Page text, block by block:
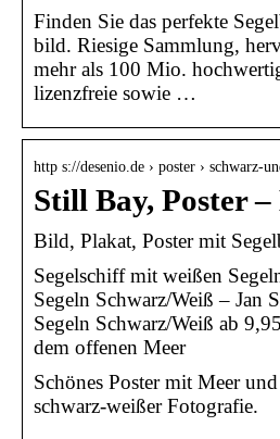
Finden Sie das perfekte
bild. Riesige Sammlung,
mehr als 100 Mio.
lizenzfreie sowie …
http s://desenio.de › poster › schwarz-
Still Bay, Poster –
Bild, Plakat, Poster mit
Segelschiff mit weißen
Segeln Schwarz/Weiß – Jan
Segeln Schwarz/Weiß ab
dem offenen Meer
Schönes Poster mit Meer
schwarz-weißer Fotografie.